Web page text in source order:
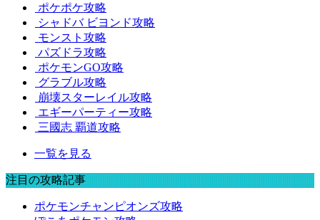
ポケポケ攻略
シャドバ ビヨンド攻略
モンスト攻略
パズドラ攻略
ポケモンGO攻略
グラブル攻略
崩壊スターレイル攻略
エギーパーティー攻略
三國志 覇道攻略
一覧を見る
注目の攻略記事
ポケモンチャンピオンズ攻略